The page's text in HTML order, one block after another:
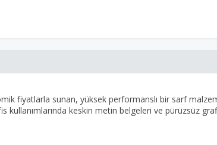
fiyatlarla sunan, yüksek performanslı bir sarf
keskin metin belgeleri ve pürüzsüz